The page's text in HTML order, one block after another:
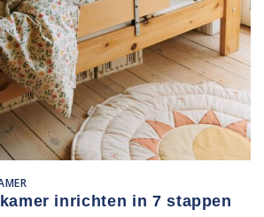
inrichten in 7 stappen